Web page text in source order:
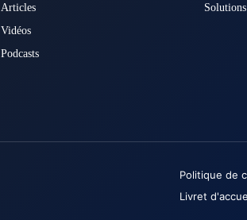
Articles
Vidéos
Podcasts
Politique de
Livret